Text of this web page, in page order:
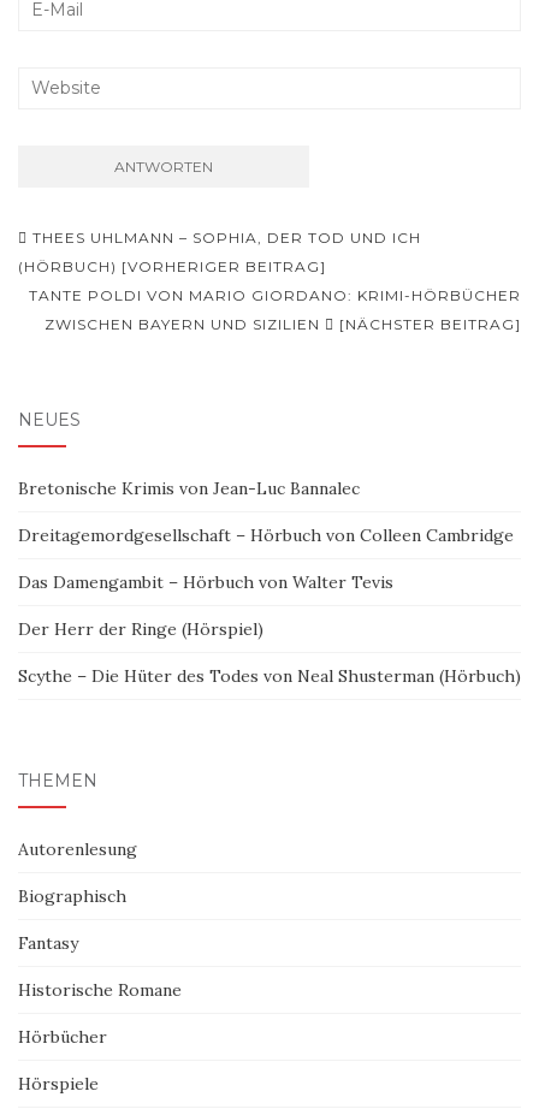
Beitragsnavigation
THEES UHLMANN – SOPHIA, DER TOD UND ICH
(HÖRBUCH) [VORHERIGER BEITRAG]
TANTE POLDI VON MARIO GIORDANO: KRIMI-HÖRBÜCHER
ZWISCHEN BAYERN UND SIZILIEN
[NÄCHSTER BEITRAG]
NEUES
Bretonische Krimis von Jean-Luc Bannalec
Dreitagemordgesellschaft – Hörbuch von Colleen Cambridge
Das Damengambit – Hörbuch von Walter Tevis
Der Herr der Ringe (Hörspiel)
Scythe – Die Hüter des Todes von Neal Shusterman (Hörbuch)
THEMEN
Autorenlesung
Biographisch
Fantasy
Historische Romane
Hörbücher
Hörspiele